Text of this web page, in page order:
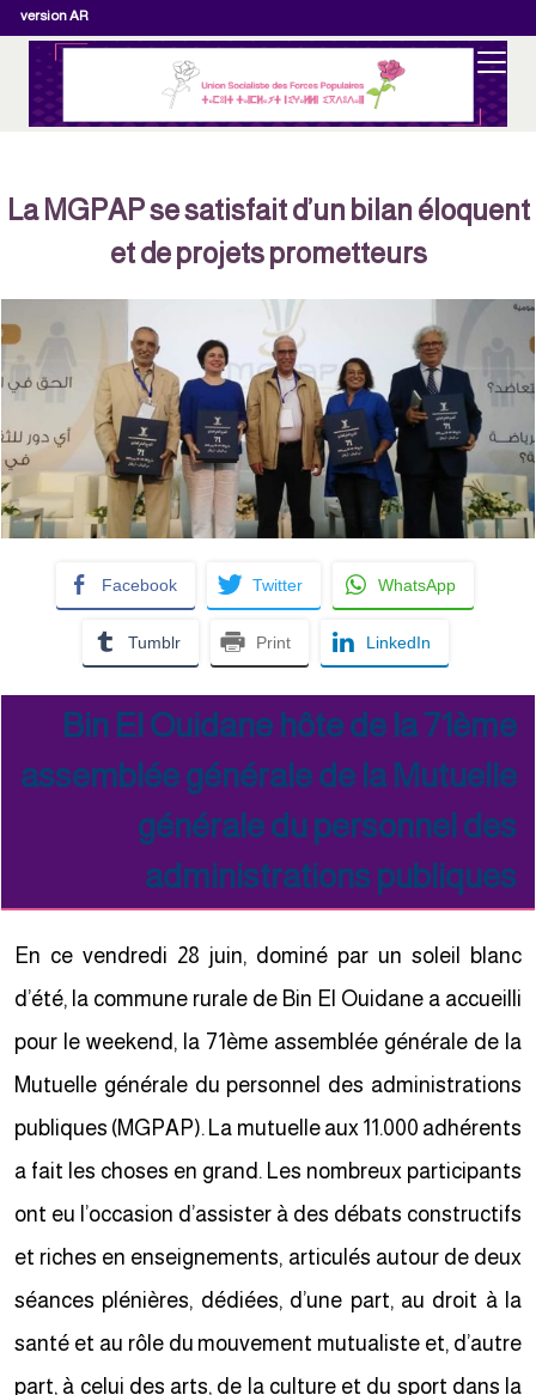
version AR
La MGPAP se satisfait d’un bilan éloquent
et de projets prometteurs
Facebook Twitter WhatsApp
Tumblr Print LinkedIn
Bin El Ouidane hôte de la 71ème
assemblée générale de la Mutuelle
générale du personnel des
administrations publiques
En ce vendredi 28 juin, dominé par un soleil blanc
d’été, la commune rurale de Bin El Ouidane a accueilli
pour le weekend, la 71ème assemblée générale de la
Mutuelle générale du personnel des administrations
publiques (MGPAP). La mutuelle aux 11.000 adhérents
a fait les choses en grand. Les nombreux participants
ont eu l’occasion d’assister à des débats constructifs
et riches en enseignements, articulés autour de deux
séances plénières, dédiées, d’une part, au droit à la
santé et au rôle du mouvement mutualiste et, d’autre
part, à celui des arts, de la culture et du sport dans la